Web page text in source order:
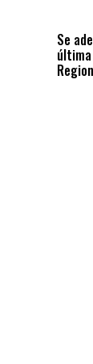
Se